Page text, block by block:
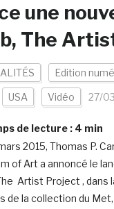
une
The
Edition
USA Vidéo 27/
de lecture : 4 min
2015, Thomas P.
of Art a annoncé le
Artist Project ,
de la collection du Met,